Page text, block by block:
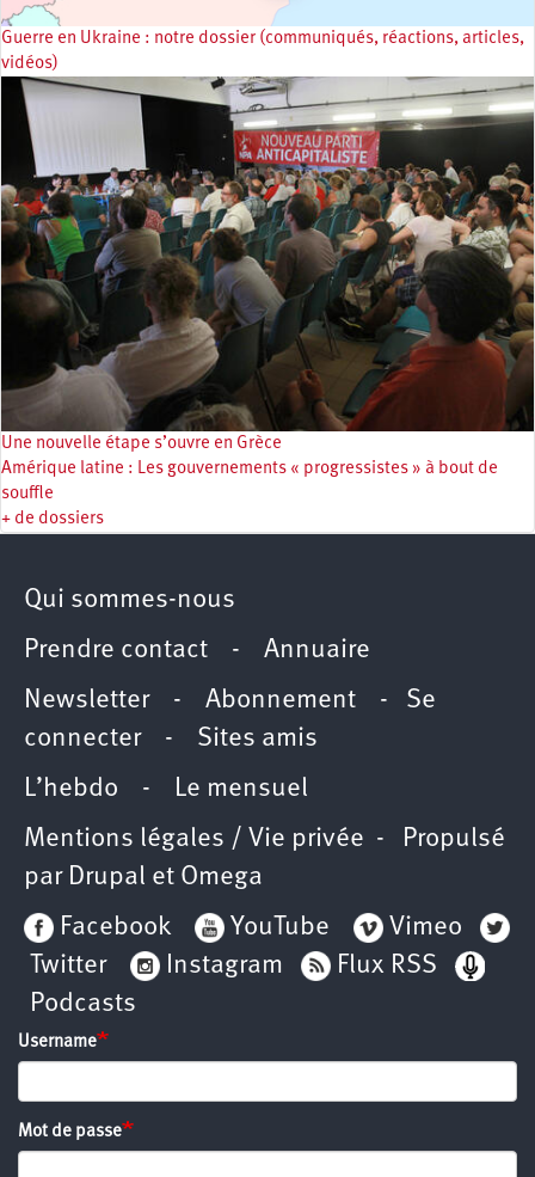
Guerre en Ukraine : notre dossier (communiqués, réactions, articles,
vidéos)
Une nouvelle étape s’ouvre en Grèce
Amérique latine : Les gouvernements « progressistes » à bout de
souffle
+ de dossiers
Qui sommes-nous
Prendre contact - Annuaire
Newsletter - Abonnement - Se
connecter- Sites amis
L’hebdo - Le mensuel
Mentions légales / Vie privée - Propulsé
par Drupal et Omega
Facebook
YouTube
Vimeo
Twitter
Instagram
Flux RSS
Podcasts
Username
Mot de passe